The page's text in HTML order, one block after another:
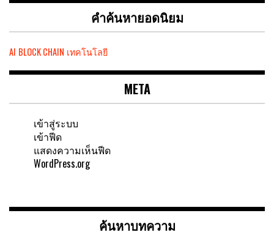
คำค้นหายอดนิยม
AI BLOCK CHAIN เทคโนโลยี
META
เข้าสู่ระบบ
เข้าฟีด
แสดงความเห็นฟีด
WordPress.org
ค้นหาบทความ